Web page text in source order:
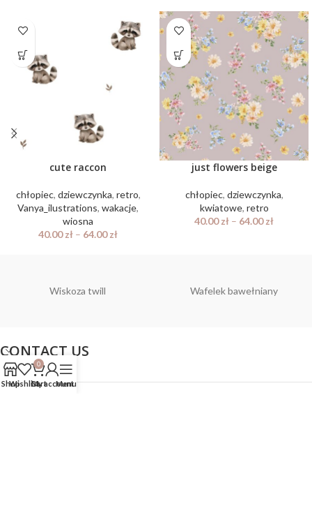
cute raccon
chłopiec, dziewczynka, retro,
Vanya_ilustrations, wakacje,
wiosna
40.00zł – 64.00zł
just flowers beige
chłopiec, dziewczynka,
kwiatowe, retro
40.00zł – 64.00zł
Wiskoza twill Wafelek bawełniany
CONTACT US
ShopWishlist
0
Cart
My account
Menu